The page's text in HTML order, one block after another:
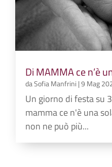
Di MAMMA ce n’è
daSofia Manfrini |9 Mag
Un giorno di festa su
mamma ce n'è una
non ne può più...